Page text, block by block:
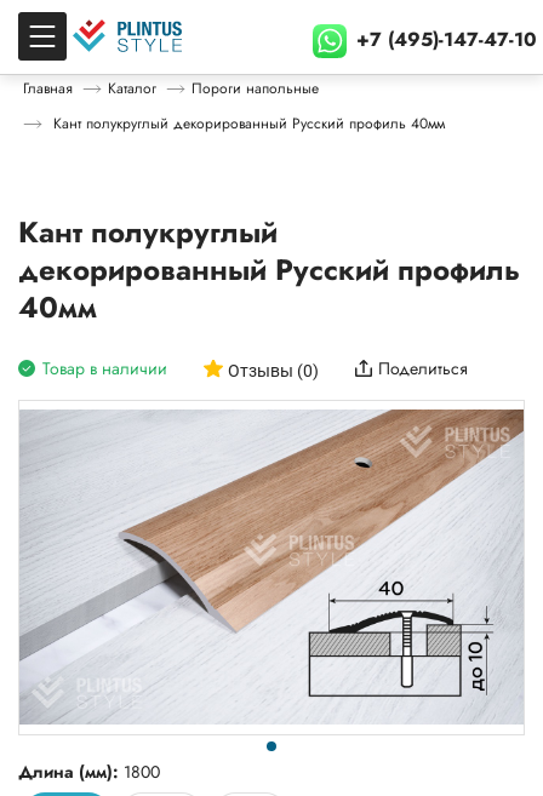
+7 (495)-147-47-10
Главная Каталог
Пороги напольные
Кант полукруглый декорированный Русский профиль 40мм
Кант полукруглый
декорированный Русский профиль
40мм
Товар в наличии Отзывы (0) Поделиться
Длина (мм): 1800